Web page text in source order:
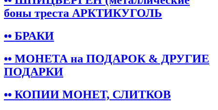
боны треста АРКТИКУГОЛЬ
•• БРАКИ
•• МОНЕТА на ПОДАРОК & ДРУГИЕ
ПОДАРКИ
•• КОПИИ МОНЕТ, СЛИТКОВ